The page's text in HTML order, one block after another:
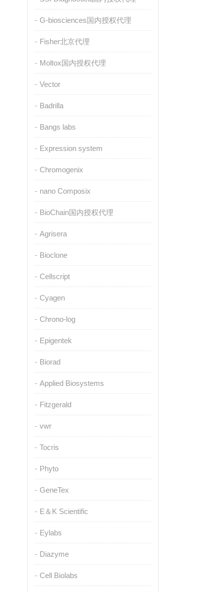
G-biosciences国内授权代理
Fisher北京代理
Moltox国内授权代理
Vector
Badrilla
Bangs labs
Expression system
Chromogenix
nano Composix
BioChain国内授权代理
Agrisera
Bioclone
Cellscript
Cyagen
Chrono-log
Epigentek
Biorad
Applied Biosystems
Fitzgerald
vwr
Tocris
Phyto
GeneTex
E＆K Scientific
Eylabs
Diazyme
Cell Biolabs